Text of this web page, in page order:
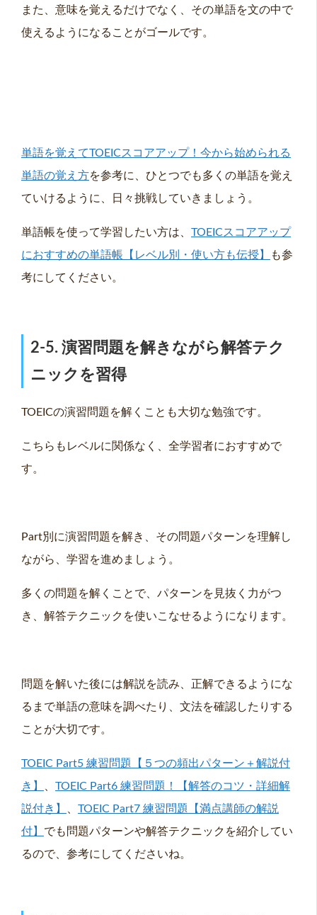
また、意味を覚えるだけでなく、その単語を文の中で
使えるようになることがゴールです。
単語を覚えてTOEICスコアアップ！今から始められる
単語の覚え方を参考に、ひとつでも多くの単語を覚え
ていけるように、日々挑戦していきましょう。
単語帳を使って学習したい方は、 TOEICスコアアップ
におすすめの単語帳【レベル別・使い方も伝授】
も参
考にしてください。
2-5. 演習問題を解きながら解答テク
ニックを習得
TOEICの演習問題を解くことも大切な勉強です。
こちらもレベルに関係なく、全学習者におすすめで
す。
Part別に演習問題を解き、その問題パターンを理解し
ながら、学習を進めましょう。
多くの問題を解くことで、パターンを見抜く力がつ
き、解答テクニックを使いこなせるようになります。
問題を解いた後には解説を読み、正解できるようにな
るまで単語の意味を調べたり、文法を確認したりする
ことが大切です。
TOEIC Part5 練習問題【５つの頻出パターン＋解説付
き】
TOEIC Part6 練習問題！【解答のコツ・詳細解
説付き】
TOEIC Part7 練習問題【満点講師の解説
付】 でも問題パターンや解答テクニックを紹介してい
るので、参考にしてくださいね。